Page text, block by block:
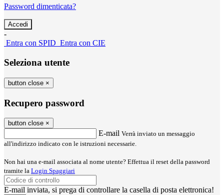
Password dimenticata?
-
Entra con SPID Entra con CIE
Seleziona utente
button close ×
Recupero password
button close ×
E-mail Verrà inviato un messaggio
all'indirizzo indicato con le istruzioni necessarie.
Non hai una e-mail associata al nome utente? Effettua il reset della password
tramite la Login Spaggiari
E-mail inviata, si prega di controllare la casella di posta elettronica!